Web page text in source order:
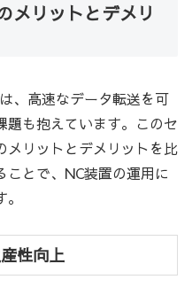
メリットとデメリ
、高速なデータ転送を可
題も抱えています。このセ
メリットとデメリットを比
とで、NC装置の運用に
性向上